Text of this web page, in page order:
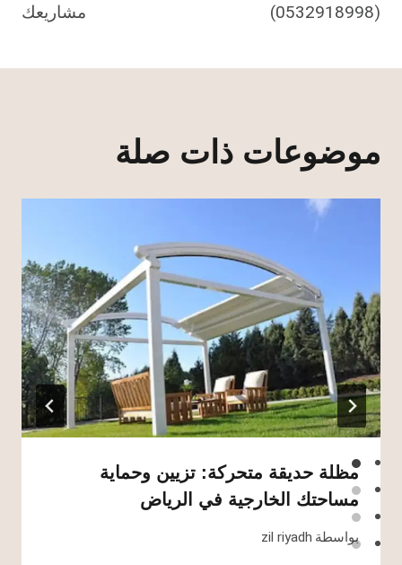
(0532918998)
مشاريعك
موضوعات ذات صلة
مظلة حديقة متحركة: تزيين وحماية
مساحتك الخارجية في الرياض
بواسطة zil riyadh